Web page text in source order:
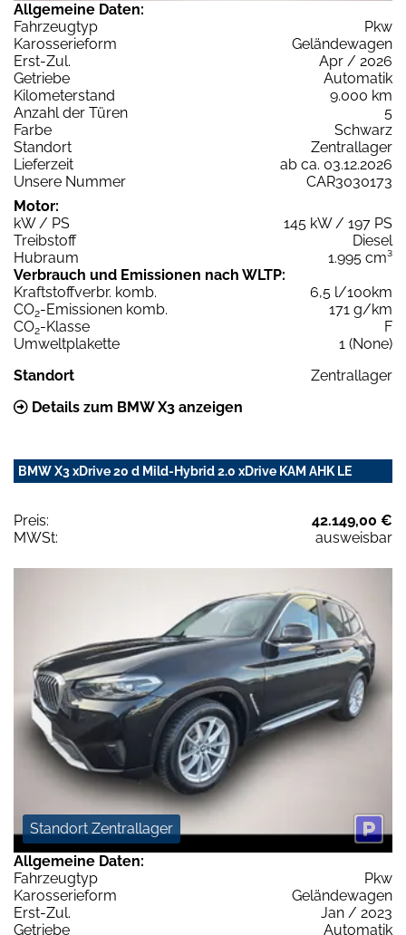
Allgemeine Daten:
Fahrzeugtyp
Pkw
Karosserieform
Geländewagen
Erst-Zul.
Apr / 2026
Getriebe
Automatik
Kilometerstand
9.000 km
Anzahl der Türen
5
Farbe
Schwarz
Standort
Zentrallager
Lieferzeit
ab ca. 03.12.2026
Unsere Nummer
CAR3030173
Motor:
kW / PS
145 kW / 197 PS
Treibstoff
Diesel
Hubraum
1.995 cm³
Verbrauch und Emissionen nach WLTP:
Kraftstoffverbr. komb.
6,5 l/100km
CO2-Emissionen komb.
171 g/km
CO2-Klasse
F
Umweltplakette
1 (None)
Standort
Zentrallager
Details zum BMW X3 anzeigen
BMW X3 xDrive 20 d Mild-Hybrid 2.0 xDrive KAM AHK LE
Preis:
42.149,00 €
MWSt:
ausweisbar
Standort Zentrallager
Allgemeine Daten:
Fahrzeugtyp
Pkw
Karosserieform
Geländewagen
Erst-Zul.
Jan / 2023
Getriebe
Automatik